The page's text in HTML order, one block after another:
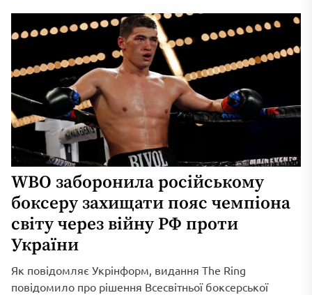
WBO заборонила російському
боксеру захищати пояс чемпіона
світу через війну РФ проти
України
Як повідомляє Укрінформ, видання The Ring
повідомило про рішення Всесвітньої боксерської